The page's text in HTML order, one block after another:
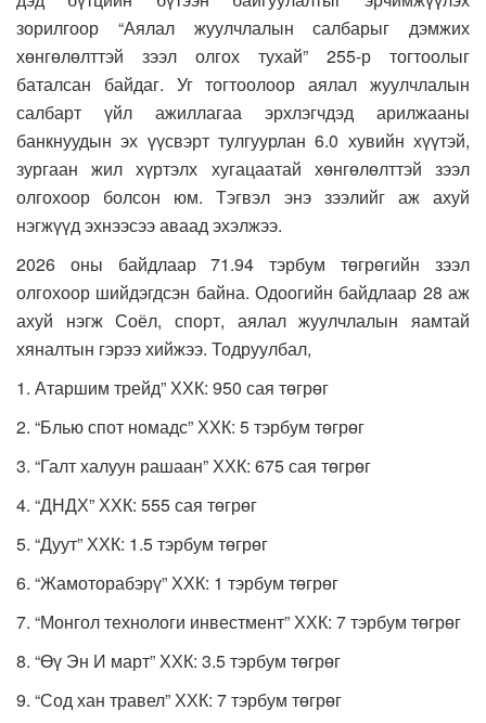
зорилгоор “Аялал жуулчлалын салбарыг дэмжих
хөнгөлөлттэй зээл олгох тухай” 255-р тогтоолыг
баталсан байдаг. Уг тогтоолоор аялал жуулчлалын
салбарт үйл ажиллагаа эрхлэгчдэд арилжааны
банкнуудын эх үүсвэрт тулгуурлан 6.0 хувийн хүүтэй,
зургаан жил хүртэлх хугацаатай хөнгөлөлттэй зээл
олгохоор болсон юм. Тэгвэл энэ зээлийг аж ахуй
нэгжүүд эхнээсээ аваад эхэлжээ.
2026 оны байдлаар 71.94 тэрбум төгрөгийн зээл
олгохоор шийдэгдсэн байна. Одоогийн байдлаар 28 аж
ахуй нэгж Соёл, спорт, аялал жуулчлалын яамтай
хяналтын гэрээ хийжээ. Тодруулбал,
1. Атаршим трейд” ХХК: 950 сая төгрөг
2. “Блью спот номадс” ХХК: 5 тэрбум төгрөг
3. “Галт халуун рашаан” ХХК: 675 сая төгрөг
4. “ДНДХ” ХХК: 555 сая төгрөг
5. “Дуут” ХХК: 1.5 тэрбум төгрөг
6. “Жамоторабэрү” ХХК: 1 тэрбум төгрөг
7. “Монгол технологи инвестмент” ХХК: 7 тэрбум төгрөг
8. “Өү Эн И март” ХХК: 3.5 тэрбум төгрөг
9. “Сод хан травел” ХХК: 7 тэрбум төгрөг